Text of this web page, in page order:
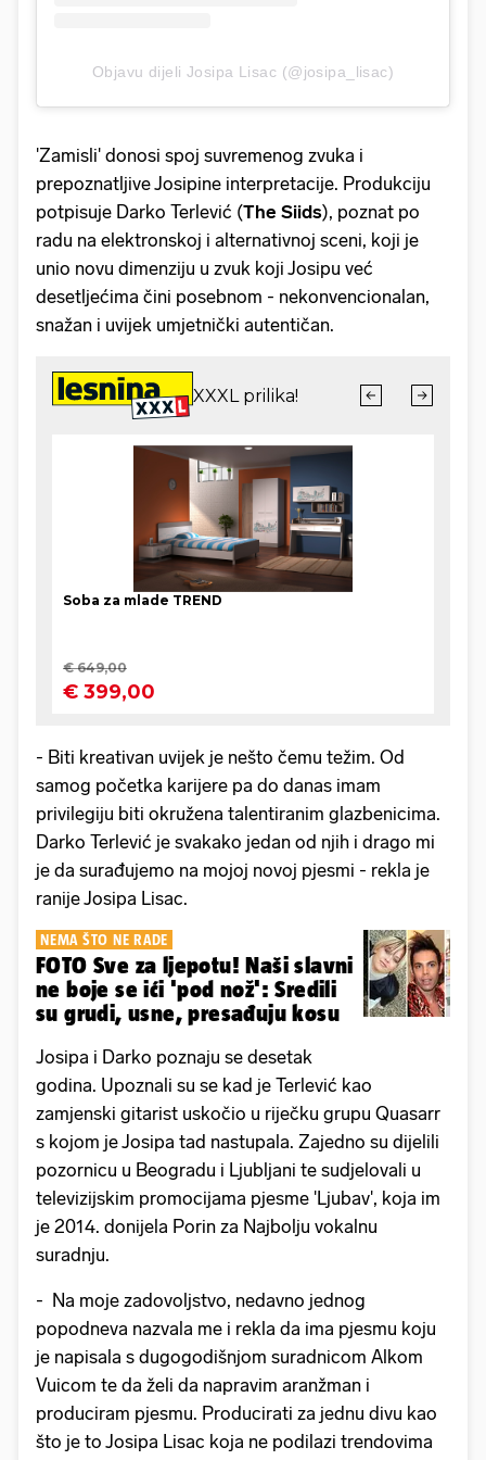
Objavu dijeli Josipa Lisac (@josipa_lisac)
'Zamisli' donosi spoj suvremenog zvuka i
prepoznatljive Josipine interpretacije. Produkciju
potpisuje Darko Terlević (The Siids), poznat po
radu na elektronskoj i alternativnoj sceni, koji je
unio novu dimenziju u zvuk koji Josipu već
desetljećima čini posebnom - nekonvencionalan,
snažan i uvijek umjetnički autentičan.
- Biti kreativan uvijek je nešto čemu težim. Od
samog početka karijere pa do danas imam
privilegiju biti okružena talentiranim glazbenicima.
Darko Terlević je svakako jedan od njih i drago mi
je da surađujemo na mojoj novoj pjesmi - rekla je
ranije Josipa Lisac.
NEMA ŠTO NE RADE
FOTO Sve za ljepotu! Naši slavni
ne boje se ići 'pod nož': Sredili
su grudi, usne, presađuju kosu
Josipa i Darko poznaju se desetak
godina. Upoznali su se kad je Terlević kao
zamjenski gitarist uskočio u riječku grupu Quasarr
s kojom je Josipa tad nastupala. Zajedno su dijelili
pozornicu u Beogradu i Ljubljani te sudjelovali u
televizijskim promocijama pjesme 'Ljubav', koja im
je 2014. donijela Porin za Najbolju vokalnu
suradnju.
- Na moje zadovoljstvo, nedavno jednog
popodneva nazvala me i rekla da ima pjesmu koju
je napisala s dugogodišnjom suradnicom Alkom
Vuicom te da želi da napravim aranžman i
produciram pjesmu. Producirati za jednu divu kao
što je to Josipa Lisac koja ne podilazi trendovima